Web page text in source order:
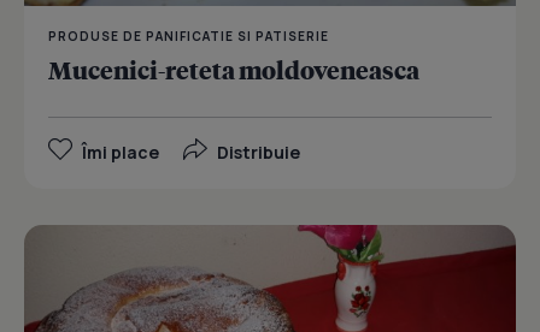
PRODUSE DE PANIFICATIE SI PATISERIE
Mucenici-reteta moldoveneasca
Îmi place Distribuie